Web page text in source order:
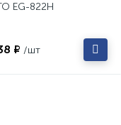
EG-822H
₽ /шт